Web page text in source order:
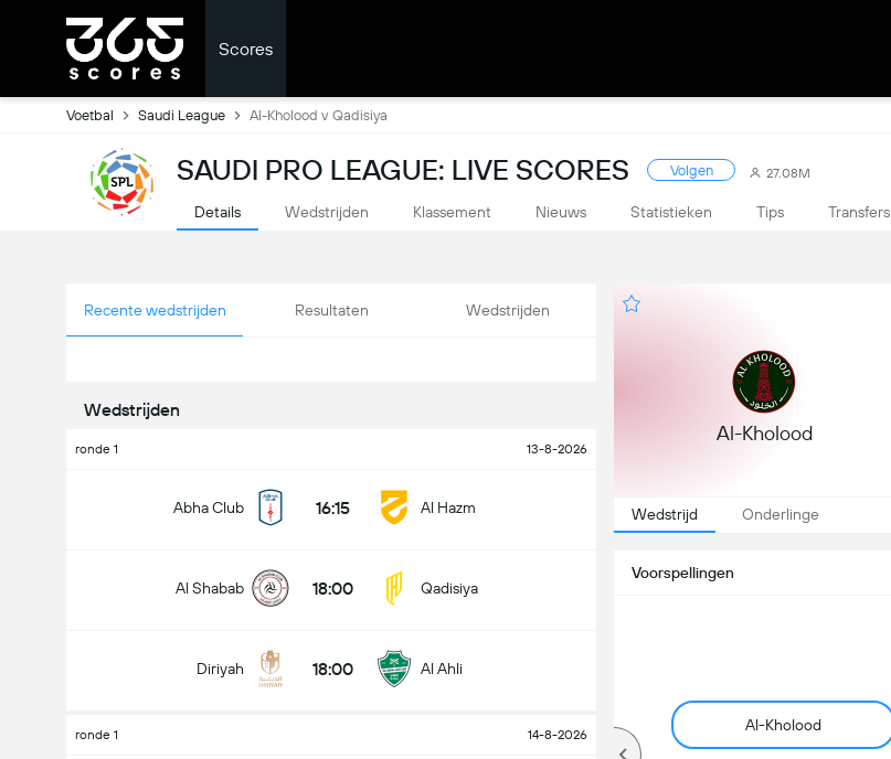
Scores
Voetbal Saudi League Al-Kholood v Qadisiya
SAUDI PRO LEAGUE: LIVE SCORES Volgen 27.08M
Details Wedstrijden Klassement Nieuws Statistieken Tips Transfers
Recente wedstrijden Resultaten Wedstrijden
Wedstrijden
ronde 1 13-8-2026
Abha Club 16:15 Al Hazm
Al Shabab 18:00 Qadisiya
Diriyah 18:00 Al Ahli
ronde 1 14-8-2026
Al-Kholood
Wedstrijd Onderlinge
Voorspellingen
Al-Kholood